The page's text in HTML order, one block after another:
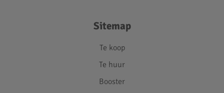
Sitemap
Te koop
Te huur
Booster